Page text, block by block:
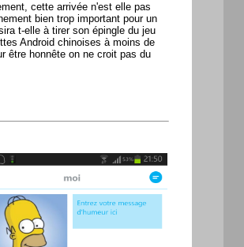
cette arrivée n'est elle pas
bien trop important pour un
t-elle à tirer son épingle du jeu
Android chinoises à moins de
être honnête on ne croit pas du